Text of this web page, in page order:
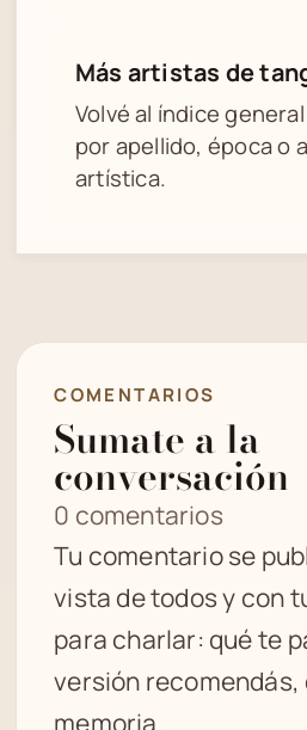
Más artistas de
Volvé al índice
por apellido, época o
artística.
COMENTARIOS
Sumate a la
conversación
0 comentarios
Tu comentario se
vista de todos y con
para charlar: qué te
versión recomendás,
memoria.